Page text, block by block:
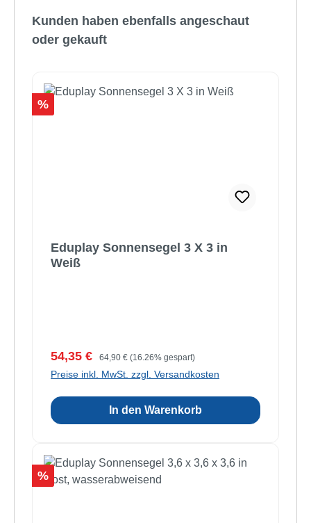
Kunden haben ebenfalls angeschaut
oder gekauft
Rabatt
%
Eduplay Sonnensegel 3 X 3 in
Weiß
Verkaufspreis:
54,35 € Regulärer Preis:
64,90 € (16.26% gespart)
Preise inkl. MwSt. zzgl. Versandkosten
In den Warenkorb
Rabatt
%